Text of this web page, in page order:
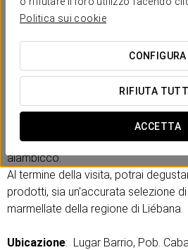
Politica sui cookie
CONFIGURA
RIFIUTA
ACCETTA
25 €/persona
Visita guidata alla
Picos de Cabariezo
Goditi una visita guidata alle
Picos de Cabariezo e scopri come i
gin, brandy e whisky vengono
Un'esperienza per conoscere in
tradizionali come la distillazione
alambicco.
Al termine della visita, potrai
prodotti, sia un'accurata selezione
marmellate della regione di Liébana.
Ubicazione: Lugar Barrio, Pob.